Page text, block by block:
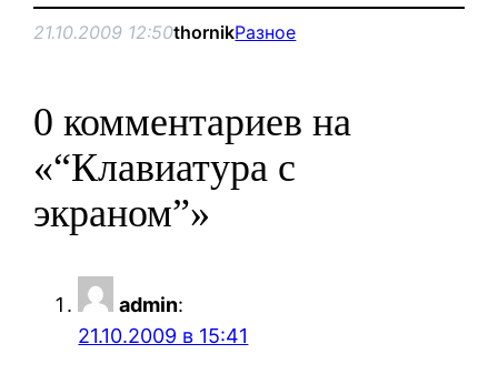
21.10.2009 12:50thornikРазное
0 комментариев на
«“Клавиатура с
экраном”»
admin:
21.10.2009 в 15:41